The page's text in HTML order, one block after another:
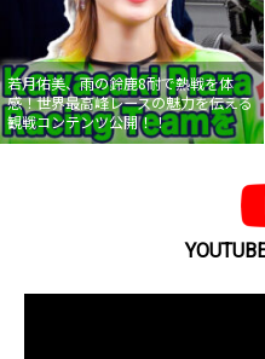
若月佑美、雨の鈴鹿8耐で熱戦を体
感！世界最高峰レースの魅力を伝える
観戦コンテンツ公開！！